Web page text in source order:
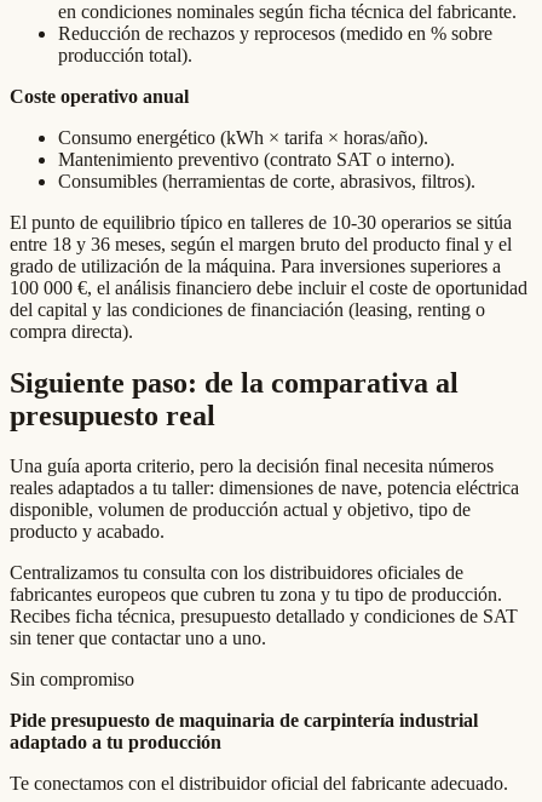
en condiciones nominales según ficha técnica del fabricante.
Reducción de rechazos y reprocesos (medido en % sobre
producción total).
Coste operativo anual
Consumo energético (kWh × tarifa × horas/año).
Mantenimiento preventivo (contrato SAT o interno).
Consumibles (herramientas de corte, abrasivos, filtros).
El punto de equilibrio típico en talleres de 10-30 operarios se sitúa
entre 18 y 36 meses, según el margen bruto del producto final y el
grado de utilización de la máquina. Para inversiones superiores a
100 000 €, el análisis financiero debe incluir el coste de oportunidad
del capital y las condiciones de financiación (leasing, renting o
compra directa).
Siguiente paso: de la comparativa al
presupuesto real
Una guía aporta criterio, pero la decisión final necesita números
reales adaptados a tu taller: dimensiones de nave, potencia eléctrica
disponible, volumen de producción actual y objetivo, tipo de
producto y acabado.
Centralizamos tu consulta con los distribuidores oficiales de
fabricantes europeos que cubren tu zona y tu tipo de producción.
Recibes ficha técnica, presupuesto detallado y condiciones de SAT
sin tener que contactar uno a uno.
Sin compromiso
Pide presupuesto de maquinaria de carpintería industrial
adaptado a tu producción
Te conectamos con el distribuidor oficial del fabricante adecuado.